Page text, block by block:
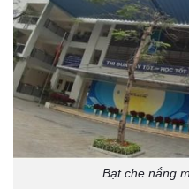
Bạt che nắng